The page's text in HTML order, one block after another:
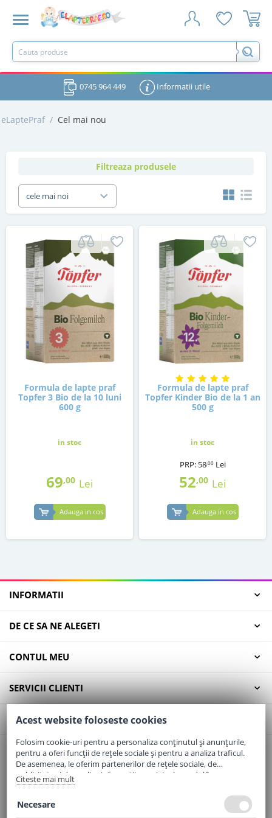
0745 964 449 Informatii utile
eLaptePraf / Cel mai nou
Filtreaza produsele
cele mai noi
Formula de lapte praf
Topfer 3 Bio de la 10 luni
600 g
in stoc
69,00 Lei
Adauga in cos
Formula de lapte praf
Topfer Kinder Bio de la 1 an
500 g
in stoc
PRP: 58,00 Lei
52,00 Lei
Adauga in cos
INFORMATII
DE CE SA NE ALEGETI
CONTUL MEU
SERVICII CLIENTI
CONTACT
Email:office@elaptepraf.ro
Telefon:0745-964-449
Adresa:Sos. Borsului, Nr. 20, Oradea, Jud. Bihor
Acest website foloseste cookies
Folosim cookie-uri pentru a personaliza conținutul și anunțurile,
pentru a oferi funcții de rețele sociale și pentru a analiza traficul.
De asemenea, le oferim partenerilor de rețele sociale, de
publicitate și de analize informații cu privire la modul în care
folosiți site-ul nostru. Aceștia le pot combina cu alte informații
Citeste mai mult
Necesare